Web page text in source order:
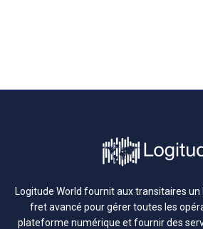
Logitude World fournit aux transitaires
fret avancé pour gérer toutes les
plateforme numérique et fournir des